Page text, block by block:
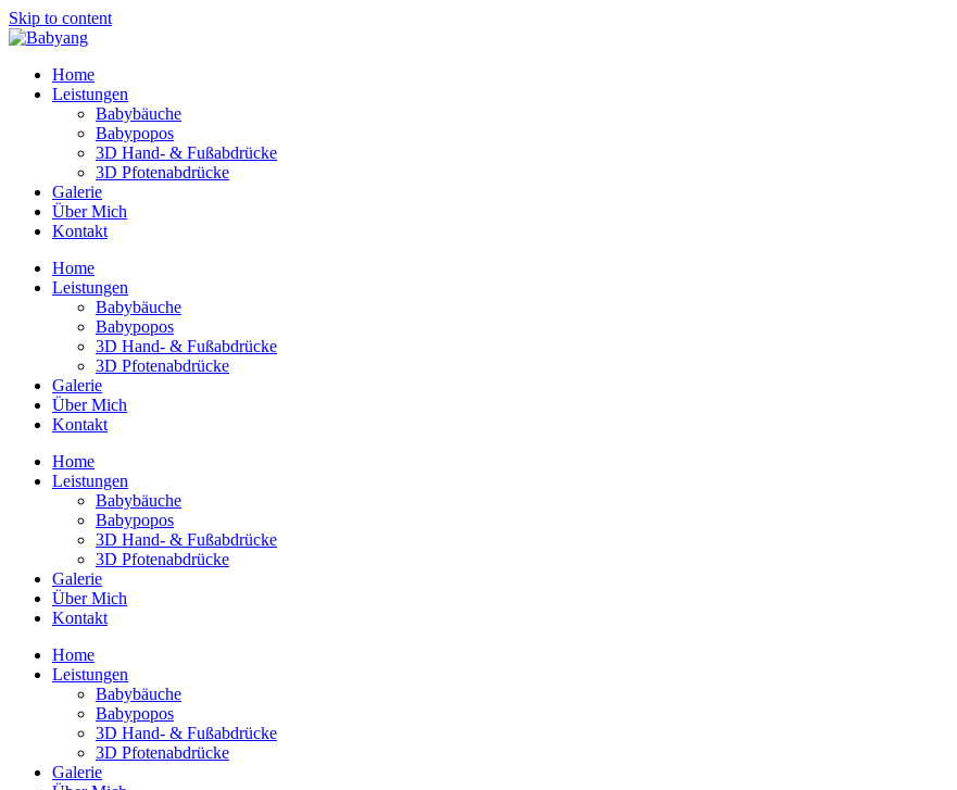
Skip to content
Home
Leistungen
Babybäuche
Babypopos
3D Hand- & Fußabdrücke
3D Pfotenabdrücke
Galerie
Über Mich
Kontakt
Home
Leistungen
Babybäuche
Babypopos
3D Hand- & Fußabdrücke
3D Pfotenabdrücke
Galerie
Über Mich
Kontakt
Home
Leistungen
Babybäuche
Babypopos
3D Hand- & Fußabdrücke
3D Pfotenabdrücke
Galerie
Über Mich
Kontakt
Home
Leistungen
Babybäuche
Babypopos
3D Hand- & Fußabdrücke
3D Pfotenabdrücke
Galerie